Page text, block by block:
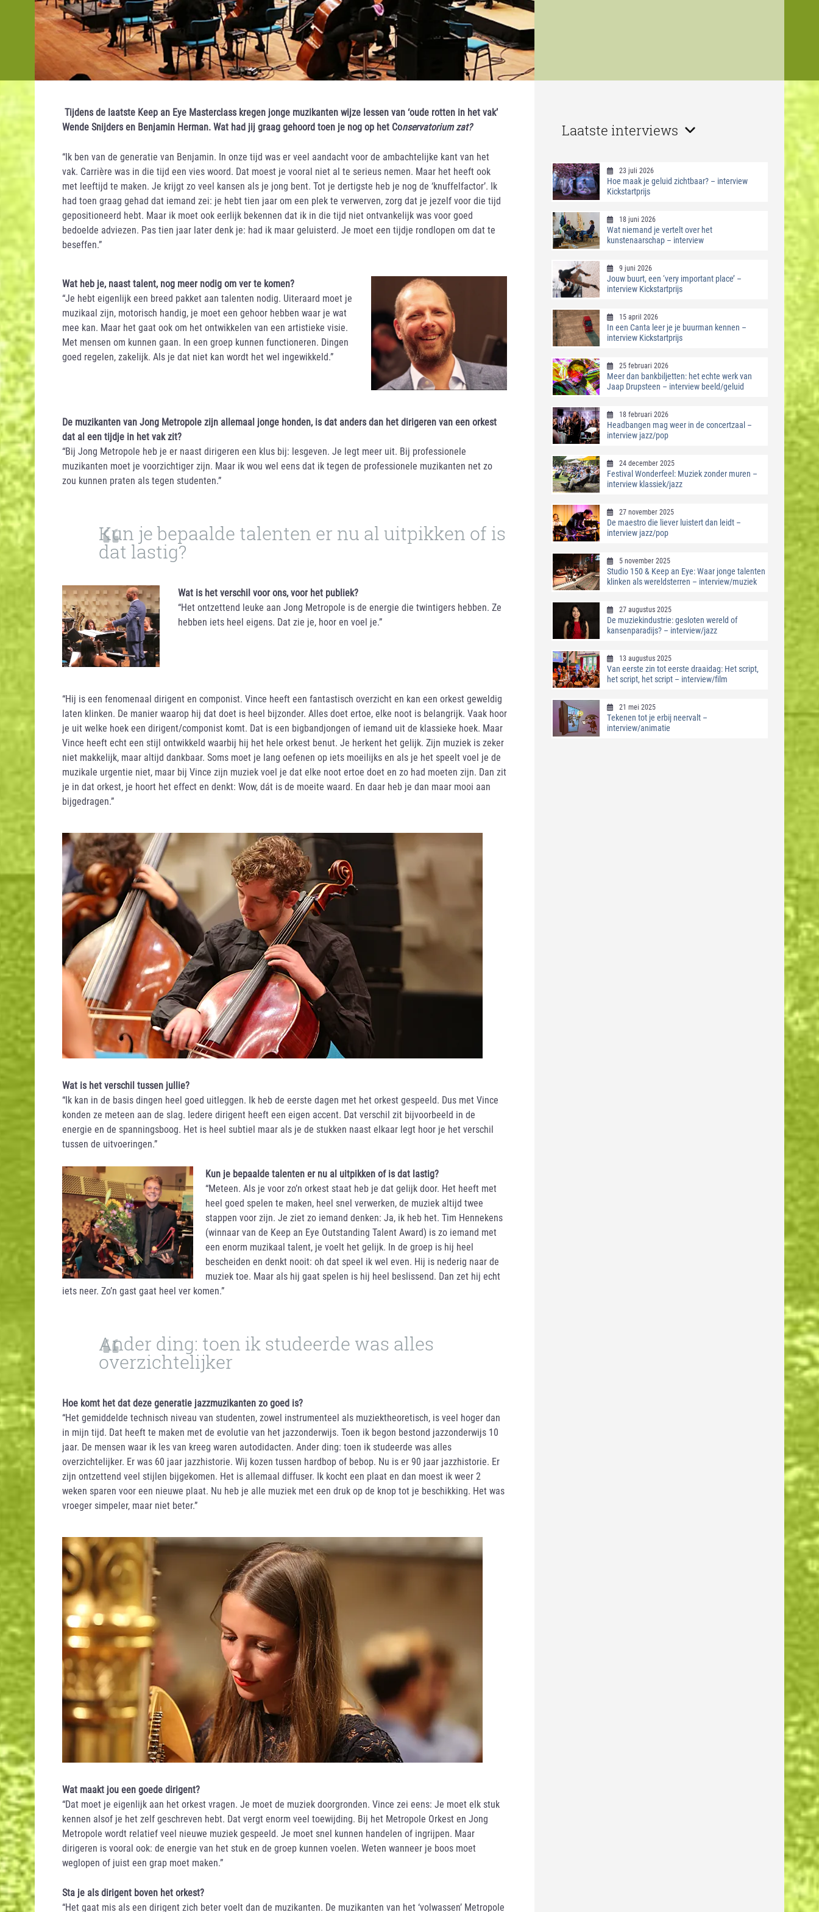
Tijdens de laatste Keep an Eye Masterclass kregen jonge muzikanten wijze lessen van ‘oude rotten in het vak’
Wende Snijders en Benjamin Herman. Wat had jij graag gehoord toen je nog op het Conservatorium zat?
“Ik ben van de generatie van Benjamin. In onze tijd was er veel aandacht voor de ambachtelijke kant van het
vak. Carrière was in die tijd een vies woord. Dat moest je vooral niet al te serieus nemen. Maar het heeft ook
met leeftijd te maken. Je krijgt zo veel kansen als je jong bent. Tot je dertigste heb je nog de ‘knuffelfactor’. Ik
had toen graag gehad dat iemand zei: je hebt tien jaar om een plek te verwerven, zorg dat je jezelf voor die tijd
gepositioneerd hebt. Maar ik moet ook eerlijk bekennen dat ik in die tijd niet ontvankelijk was voor goed
bedoelde adviezen. Pas tien jaar later denk je: had ik maar geluisterd. Je moet een tijdje rondlopen om dat te
beseffen.”
Wat heb je, naast talent, nog meer nodig om ver te komen?
“Je hebt eigenlijk een breed pakket aan talenten nodig. Uiteraard moet je
muzikaal zijn, motorisch handig, je moet een gehoor hebben waar je wat
mee kan. Maar het gaat ook om het ontwikkelen van een artistieke visie.
Met mensen om kunnen gaan. In een groep kunnen functioneren. Dingen
goed regelen, zakelijk. Als je dat niet kan wordt het wel ingewikkeld.”
De muzikanten van Jong Metropole zijn allemaal jonge honden, is dat anders dan het dirigeren van een orkest
dat al een tijdje in het vak zit?
“Bij Jong Metropole heb je er naast dirigeren een klus bij: lesgeven. Je legt meer uit. Bij professionele
muzikanten moet je voorzichtiger zijn. Maar ik wou wel eens dat ik tegen de professionele muzikanten net zo
zou kunnen praten als tegen studenten.”
Kun je bepaalde talenten er nu al uitpikken of is
dat lastig?
Wat is het verschil voor ons, voor het publiek?
“Het ontzettend leuke aan Jong Metropole is de energie die twintigers hebben. Ze
hebben iets heel eigens. Dat zie je, hoor en voel je.”
“Hij is een fenomenaal dirigent en componist. Vince heeft een fantastisch overzicht en kan een orkest geweldig
laten klinken. De manier waarop hij dat doet is heel bijzonder. Alles doet ertoe, elke noot is belangrijk. Vaak hoor
je uit welke hoek een dirigent/componist komt. Dat is een bigbandjongen of iemand uit de klassieke hoek. Maar
Vince heeft echt een stijl ontwikkeld waarbij hij het hele orkest benut. Je herkent het gelijk. Zijn muziek is zeker
niet makkelijk, maar altijd dankbaar. Soms moet je lang oefenen op iets moeilijks en als je het speelt voel je de
muzikale urgentie niet, maar bij Vince zijn muziek voel je dat elke noot ertoe doet en zo had moeten zijn. Dan zit
je in dat orkest, je hoort het effect en denkt: Wow, dát is de moeite waard. En daar heb je dan maar mooi aan
bijgedragen.”
Wat is het verschil tussen jullie?
“Ik kan in de basis dingen heel goed uitleggen. Ik heb de eerste dagen met het orkest gespeeld. Dus met Vince
konden ze meteen aan de slag. Iedere dirigent heeft een eigen accent. Dat verschil zit bijvoorbeeld in de
energie en de spanningsboog. Het is heel subtiel maar als je de stukken naast elkaar legt hoor je het verschil
tussen de uitvoeringen.”
Kun je bepaalde talenten er nu al uitpikken of is dat lastig?
“Meteen. Als je voor zo’n orkest staat heb je dat gelijk door. Het heeft met
heel goed spelen te maken, heel snel verwerken, de muziek altijd twee
stappen voor zijn. Je ziet zo iemand denken: Ja, ik heb het. Tim Hennekens
(winnaar van de Keep an Eye Outstanding Talent Award) is zo iemand met
een enorm muzikaal talent, je voelt het gelijk. In de groep is hij heel
bescheiden en denkt nooit: oh dat speel ik wel even. Hij is nederig naar de
muziek toe. Maar als hij gaat spelen is hij heel beslissend. Dan zet hij echt
iets neer. Zo’n gast gaat heel ver komen.”
Ander ding: toen ik studeerde was alles
overzichtelijker
Hoe komt het dat deze generatie jazzmuzikanten zo goed is?
“Het gemiddelde technisch niveau van studenten, zowel instrumenteel als muziektheoretisch, is veel hoger dan
in mijn tijd. Dat heeft te maken met de evolutie van het jazzonderwijs. Toen ik begon bestond jazzonderwijs 10
jaar. De mensen waar ik les van kreeg waren autodidacten. Ander ding: toen ik studeerde was alles
overzichtelijker. Er was 60 jaar jazzhistorie. Wij kozen tussen hardbop of bebop. Nu is er 90 jaar jazzhistorie. Er
zijn ontzettend veel stijlen bijgekomen. Het is allemaal diffuser. Ik kocht een plaat en dan moest ik weer 2
weken sparen voor een nieuwe plaat. Nu heb je alle muziek met een druk op de knop tot je beschikking. Het was
vroeger simpeler, maar niet beter.”
Wat maakt jou een goede dirigent?
“Dat moet je eigenlijk aan het orkest vragen. Je moet de muziek doorgronden. Vince zei eens: Je moet elk stuk
kennen alsof je het zelf geschreven hebt. Dat vergt enorm veel toewijding. Bij het Metropole Orkest en Jong
Metropole wordt relatief veel nieuwe muziek gespeeld. Je moet snel kunnen handelen of ingrijpen. Maar
dirigeren is vooral ook: de energie van het stuk en de groep kunnen voelen. Weten wanneer je boos moet
weglopen of juist een grap moet maken.”
Sta je als dirigent boven het orkest?
“Het gaat mis als een dirigent zich beter voelt dan de muzikanten. De muzikanten van het ‘volwassen’ Metropole
Laatste interviews
23 juli 2026
Hoe maak je geluid zichtbaar? – interview
Kickstartprijs
18 juni 2026
Wat niemand je vertelt over het
kunstenaarschap – interview
9 juni 2026
Jouw buurt, een ‘very important place’ –
interview Kickstartprijs
15 april 2026
In een Canta leer je je buurman kennen –
interview Kickstartprijs
25 februari 2026
Meer dan bankbiljetten: het echte werk van
Jaap Drupsteen – interview beeld/geluid
18 februari 2026
Headbangen mag weer in de concertzaal –
interview jazz/pop
24 december 2025
Festival Wonderfeel: Muziek zonder muren –
interview klassiek/jazz
27 november 2025
De maestro die liever luistert dan leidt –
interview jazz/pop
5 november 2025
Studio 150 & Keep an Eye: Waar jonge talenten
klinken als wereldsterren – interview/muziek
27 augustus 2025
De muziekindustrie: gesloten wereld of
kansenparadijs? – interview/jazz
13 augustus 2025
Van eerste zin tot eerste draaidag: Het script,
het script, het script – interview/film
21 mei 2025
Tekenen tot je erbij neervalt –
interview/animatie